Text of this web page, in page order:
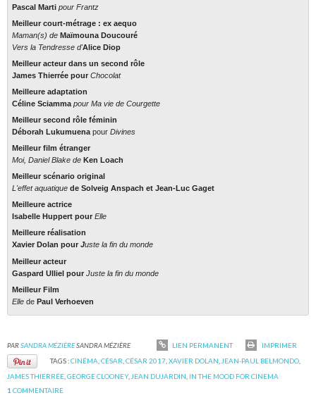
Pascal Marti pourFrantz
Meilleur court-métrage : ex aequo
Maman(s)de Maïmouna Doucouré
Vers la Tendressed'Alice Diop
Meilleur acteur dans un second rôle
James Thierrée pourChocolat
Meilleure adaptation
Céline Sciamma pourMa vie de Courgette
Meilleur second rôle féminin
Déborah LukumuenapourDivines
Meilleur film étranger
Moi, Daniel BlakedeKen Loach
Meilleur scénario original
L'effet aquatiquedeSolveig Anspach etJean-Luc Gaget
Meilleure actrice
Isabelle Huppertpour Elle
Meilleure réalisation
Xavier DolanpourJuste la fin du monde
Meilleur acteur
Gaspard UllielpourJuste la fin du monde
Meilleur Film
ElledePaul Verhoeven
PARSANDRA MÉZIÈRESANDRA MÉZIÈRE LIEN PERMANENT
IMPRIMER
TAGS :CINÉMA ,CÉSAR ,CÉSAR 2017 ,XAVIER DOLAN JEAN-PAUL BELMONDO
JAMES THIERRÉE ,GEORGE CLOONEY, JEAN DUJARDIN IN THE MOOD FOR CINEMA
1 COMMENTAIRE